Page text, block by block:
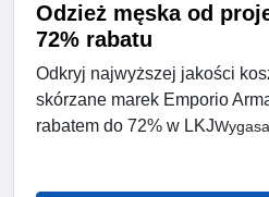
Odzież męska od
72% rabatu
Odkryj najwyższej jakości
skórzane marek Emporio
rabatem do 72% w LKJ